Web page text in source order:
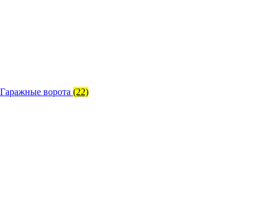
Гаражные ворота (22)